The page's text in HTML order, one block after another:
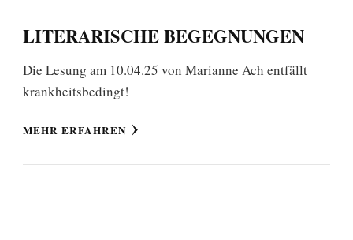
LITERARISCHE BEGEGNUNGEN
Die Lesung am 10.04.25 von Marianne Ach entfällt
krankheitsbedingt!
MEHR ERFAHREN